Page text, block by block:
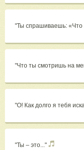
"Ты спрашиваешь: «Что
"Что ты смотришь на
"О! Как долго я тебя
"Ты – это..."